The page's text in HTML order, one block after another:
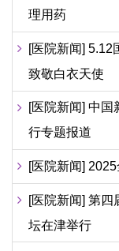
理用药
[医院新闻] 5.12
致敬白衣天使
[医院新闻] 中
行专题报道
[医院新闻]
[医院新闻] 第四
坛在津举行